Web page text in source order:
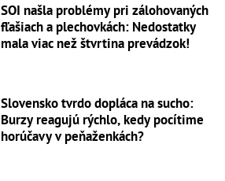
SOI našla problémy pri zálohovaných
fľašiach a plechovkách: Nedostatky
mala viac než štvrtina prevádzok!
Slovensko tvrdo dopláca na sucho:
Burzy reagujú rýchlo, kedy pocítime
horúčavy v peňaženkách?